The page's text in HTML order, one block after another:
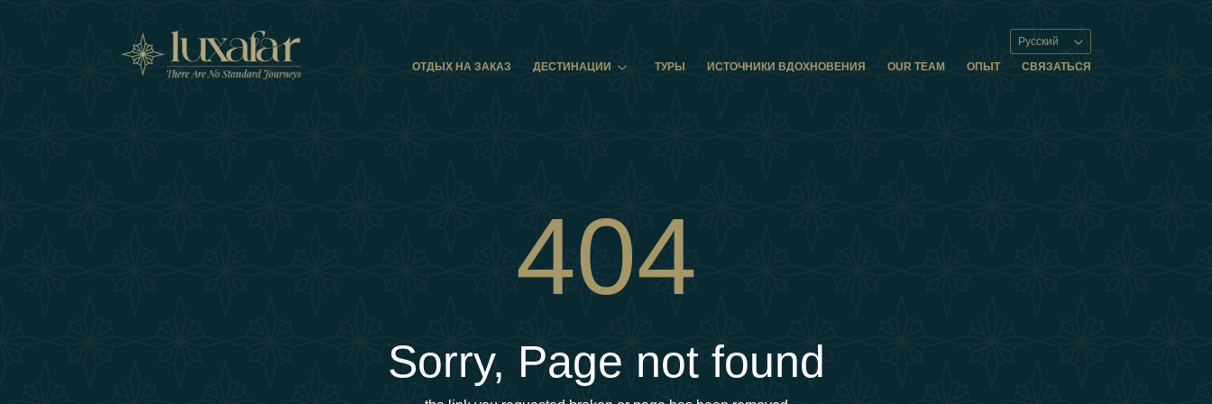
Русский
ОТДЫХ НА ЗАКАЗ
ДЕСТИНАЦИИ ТУРЫ ИСТОЧНИКИ ВДОХНОВЕНИЯ OUR TEAM ОПЫТ СВЯЗАТЬСЯ
404
Sorry, Page not found